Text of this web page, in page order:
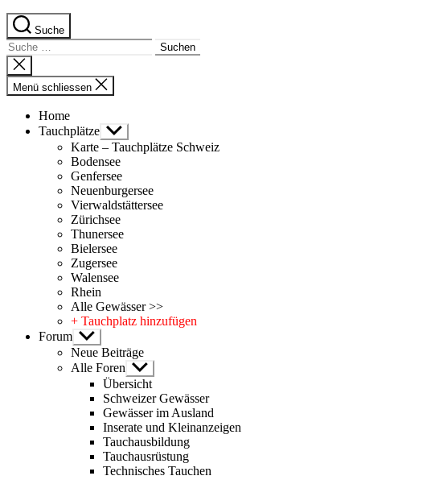
Suche
Suche
nach:
Suche
schliessen
Menü schliessen
Home
Tauchplätze Untermenü
anzeigen
Karte – Tauchplätze Schweiz
Bodensee
Genfersee
Neuenburgersee
Vierwaldstättersee
Zürichsee
Thunersee
Bielersee
Zugersee
Walensee
Rhein
Alle Gewässer >>
+ Tauchplatz hinzufügen
Forum Untermenü
anzeigen
Neue Beiträge
Alle Foren Untermenü
anzeigen
Übersicht
Schweizer Gewässer
Gewässer im Ausland
Inserate und Kleinanzeigen
Tauchausbildung
Tauchausrüstung
Technisches Tauchen